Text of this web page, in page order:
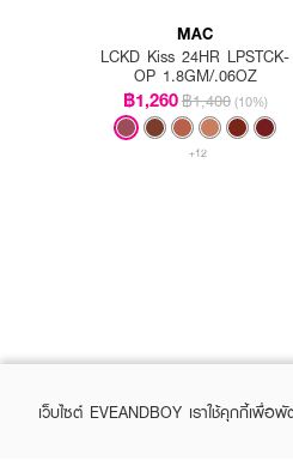
MAC
LCKD Kiss 24HR LPSTCK-
OP 1.8GM/.06OZ
฿1,260฿1,400 (10%)
+12
เว็บไซต์ EVEANDBOY เราใช้คุกกี้เพื่